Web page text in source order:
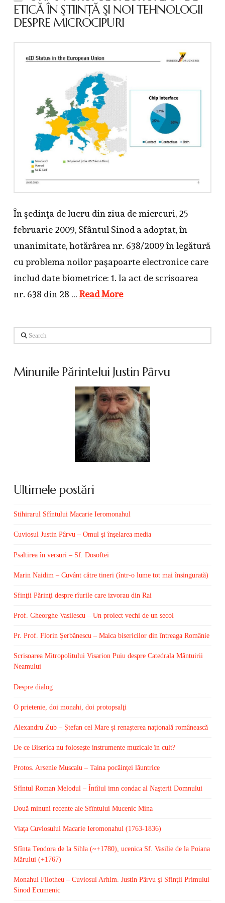
ETICĂ ÎN ŞTIINŢĂ ŞI NOI TEHNOLOGII
DESPRE MICROCIPURI
În şedinţa de lucru din ziua de miercuri, 25
februarie 2009, Sfântul Sinod a adoptat, în
unanimitate, hotărârea nr. 638/2009 în legătură
cu problema noilor paşapoarte electronice care
includ date biometrice: 1. Ia act de scrisoarea
nr. 638 din 28 … Read More
Search
Minunile Părintelui Justin Pârvu
Ultimele postări
Stihirarul Sfîntului Macarie Ieromonahul
Cuviosul Justin Pârvu – Omul şi înşelarea media
Psaltirea în versuri – Sf. Dosoftei
Marin Naidim – Cuvânt către tineri (într-o lume tot mai însingurată)
Sfinţii Părinţi despre rîurile care izvorau din Rai
Prof. Gheorghe Vasilescu – Un proiect vechi de un secol
Pr. Prof. Florin Şerbănescu – Maica bisericilor din întreaga Românie
Scrisoarea Mitropolitului Visarion Puiu despre Catedrala Mântuirii
Neamului
Despre dialog
O prietenie, doi monahi, doi protopsalţi
Alexandru Zub – Ștefan cel Mare și renașterea națională românească
De ce Biserica nu foloseşte instrumente muzicale în cult?
Protos. Arsenie Muscalu – Taina pocăinţei lăuntrice
Sfîntul Roman Melodul – Întîiul imn condac al Naşterii Domnului
Două minuni recente ale Sfîntului Mucenic Mina
Viaţa Cuviosului Macarie Ieromonahul (1763-1836)
Sfînta Teodora de la Sihla (~+1780), ucenica Sf. Vasilie de la Poiana
Mărului (+1767)
Monahul Filotheu – Cuviosul Arhim. Justin Pârvu şi Sfinţii Primului
Sinod Ecumenic